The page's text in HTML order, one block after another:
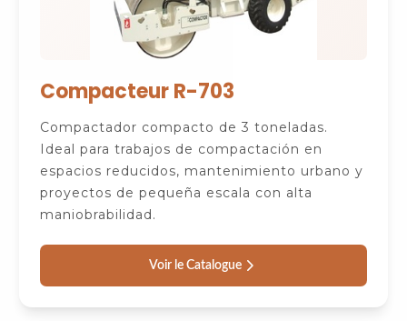
Compacteur R-703
Compactador compacto de 3 toneladas.
Ideal para trabajos de compactación en
espacios reducidos, mantenimiento urbano y
proyectos de pequeña escala con alta
maniobrabilidad.
Voir le Catalogue